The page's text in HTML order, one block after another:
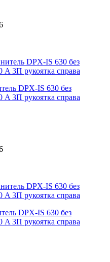
DPX-IS 630 без
A 3П рукоятка справа
DPX-IS 630 без
A 3П рукоятка справа